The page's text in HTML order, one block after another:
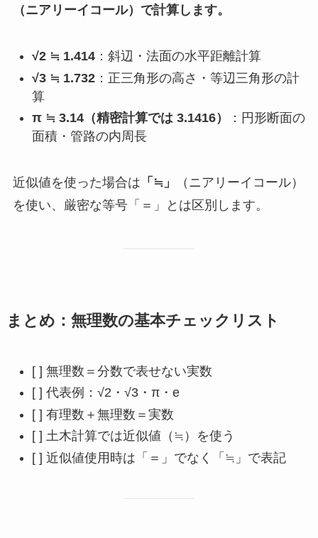
（ニアリーイコール）で計算します。
√2 ≒ 1.414：斜辺・法面の水平距離計算
√3 ≒ 1.732：正三角形の高さ・等辺三角形の計
算
π ≒ 3.14（精密計算では 3.1416）
：円形断面の
面積・管路の内周長
近似値を使った場合は 「≒」
（ニアリーイコール）
を使い、厳密な等号「＝」とは区別します。
まとめ：無理数の基本チェックリスト
[ ] 無理数＝分数で表せない実数
[ ] 代表例：√2・√3・π・e
[ ] 有理数＋無理数＝実数
[ ] 土木計算では近似値（≒）を使う
[ ] 近似値使用時は「＝」でなく「≒」で表記